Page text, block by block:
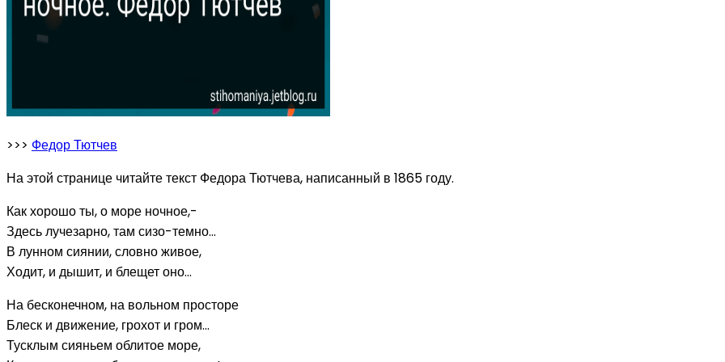
>>> Федор Тютчев
На этой странице читайте текст Федора Тютчева, написанный в 1865 году.
Как хорошо ты, о море ночное,-
Здесь лучезарно, там сизо-темно...
В лунном сиянии, словно живое,
Ходит, и дышит, и блещет оно...
На бесконечном, на вольном просторе
Блеск и движение, грохот и гром...
Тусклым сияньем облитое море,